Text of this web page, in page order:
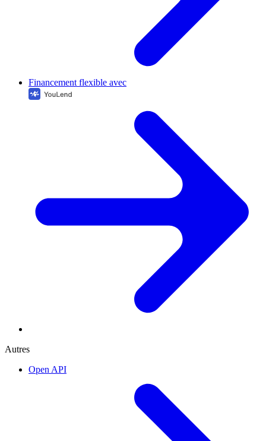
Financement flexible avec
Autres
Open API